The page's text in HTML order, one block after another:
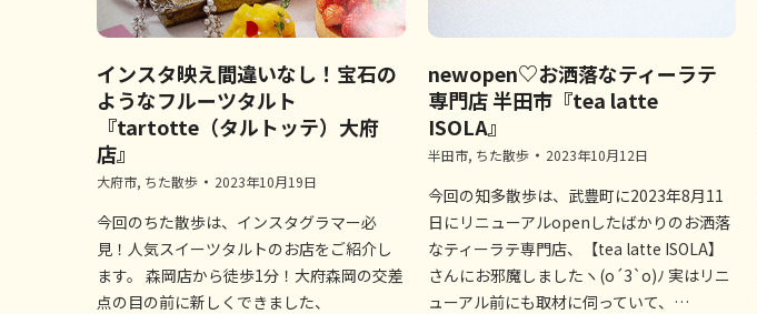
インスタ映え間違いなし！宝石の
ようなフルーツタルト
『tartotte（タルトッテ）大府
店』
大府市, ちた散歩 2023年10月19日
今回のちた散歩は、インスタグラマー必
見！人気スイーツタルトのお店をご紹介し
ます。 森岡店から徒歩1分！大府森岡の交差
点の目の前に新しくできました、
newopen♡お洒落なティーラテ
専門店 半田市『tea latte
ISOLA』
半田市, ちた散歩 2023年10月12日
今回の知多散歩は、武豊町に2023年8月11
日にリニューアルopenしたばかりのお洒落
なティーラテ専門店、【tea latte ISOLA】
さんにお邪魔しましたヽ(o´3`o)ﾉ 実はリニ
ューアル前にも取材に伺っていて、…